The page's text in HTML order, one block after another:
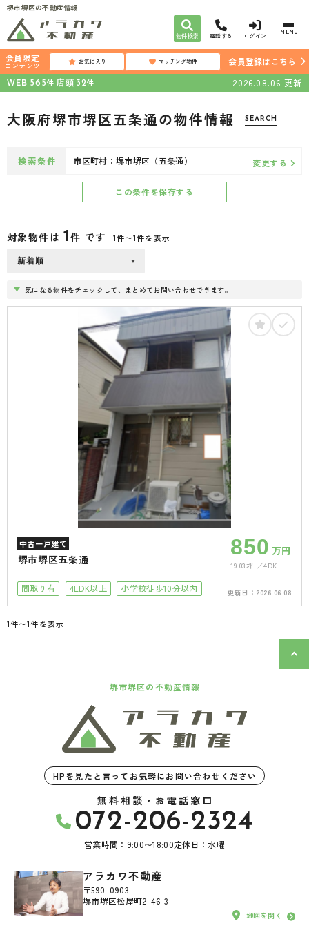
堺市堺区の不動産情報
物件検索 電話する ログイン MENU
会員限定
コンテンツ お気に入り マッチング物件
会員登録はこちら
WEB 565件 店頭 32件 2026.08.06 更新
大阪府堺市堺区五条通の物件情報 SEARCH
検索条件 市区町村： 堺市堺区（五条通） 変更する
この条件を保存する
対象物件は1件 です 1件〜1件を表示
気になる物件をチェックして、まとめてお問い合わせできます。
中古一戸建て
堺市堺区五条通 850 万円
19.03坪 4DK
間取り有 4LDK以上 小学校徒歩10分以内 更新日： 2026.06.08
1件〜1件を表示
堺市堺区の不動産情報
HPを見たと言ってお気軽にお問い合わせください
無料相談・お電話窓口
072-206-2324
営業時間：9:00〜18:00定休日：水曜
アラカワ不動産
〒590-0903
堺市堺区松屋町2-46-3
地図を開く